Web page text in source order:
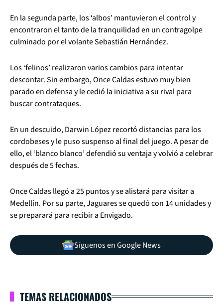
En la segunda parte, los ‘albos’ mantuvieron el control y
encontraron el tanto de la tranquilidad en un contragolpe
culminado por el volante Sebastián Hernández.
Los ‘felinos’ realizaron varios cambios para intentar
descontar. Sin embargo, Once Caldas estuvo muy bien
parado en defensa y le cedió la iniciativa a su rival para
buscar contrataques.
En un descuido, Darwin López recortó distancias para los
cordobeses y le puso suspenso al final del juego. A pesar de
ello, el ‘blanco blanco’ defendió su ventaja y volvió a celebrar
después de 5 fechas.
Once Caldas llegó a 25 puntos y se alistará para visitar a
Medellín. Por su parte, Jaguares se quedó con 14 unidades y
se preparará para recibir a Envigado.
Síguenos en Google News
TEMAS RELACIONADOS